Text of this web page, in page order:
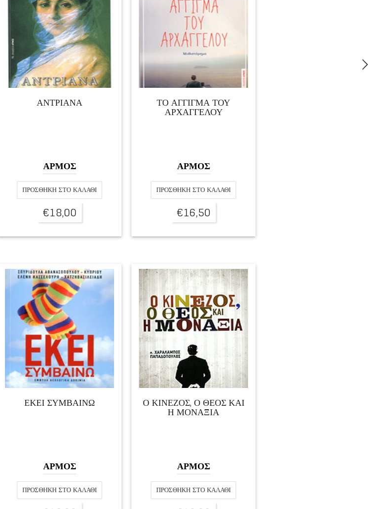
ΑΝΤΡΙΑΝΑ
ΑΡΜΟΣ
ΠΡΟΣΘΉΚΗ ΣΤΟ ΚΑΛΆΘΙ
€18,00
ΤΟ ΑΓΓΙΓΜΑ ΤΟΥ
ΑΡΧΑΓΓΕΛΟΥ
ΑΡΜΟΣ
ΠΡΟΣΘΉΚΗ ΣΤΟ ΚΑΛΆΘΙ
€16,50
ΕΚΕΙ ΣΥΜΒΑΙΝΩ
ΑΡΜΟΣ
ΠΡΟΣΘΉΚΗ ΣΤΟ ΚΑΛΆΘΙ
Ο ΚΙΝΈΖΟΣ, Ο ΘΕΌΣ ΚΑΙ
Η ΜΟΝΑΞΙΆ
ΑΡΜΟΣ
ΠΡΟΣΘΉΚΗ ΣΤΟ ΚΑΛΆΘΙ